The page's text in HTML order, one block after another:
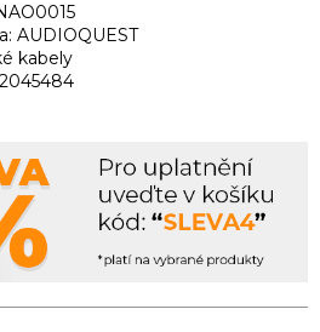
AUDIOQUEST
kabely